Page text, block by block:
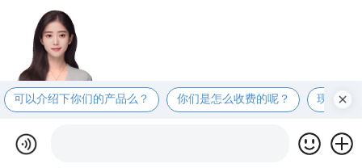
可以介绍下你们的产品么？ 你们是怎么收费的呢？ 现在有